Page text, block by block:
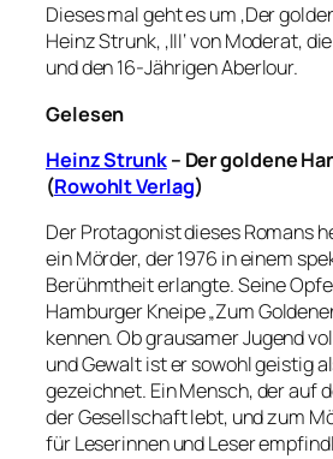
Dieses mal geht es um ‚Der
Heinz Strunk, ‚III‘ von Moderat,
und den 16-Jährigen Aberlour.
Gelesen
Heinz Strunk– Der goldene
(Rowohlt Verlag)
Der Protagonist dieses Romans
ein Mörder, der 1976 in einem
Berühmtheit erlangte. Seine
Hamburger Kneipe „Zum
kennen. Ob grausamer Jugend
und Gewalt ist er sowohl geistig
gezeichnet. Ein Mensch, der auf
der Gesellschaft lebt, und zum
für Leserinnen und Leser